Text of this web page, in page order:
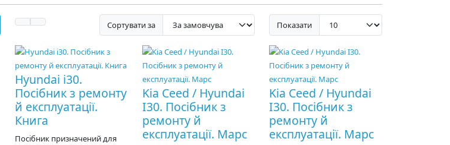
Сортувати за Показати
Hyundai i30.
Посібник з ремонту
й експлуатації.
Книга
Посібник призначений для
Kia Ceed / Hyundai
I30. Посібник з
ремонту й
експлуатації. Марс
Kia Ceed / Hyundai
I30. Посібник з
ремонту й
експлуатації. Марс